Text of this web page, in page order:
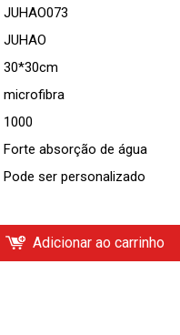
JUHAO073
JUHAO
30*30cm
microfibra
1000
Forte absorção de água
Pode ser personalizado
Adicionar ao carrinho